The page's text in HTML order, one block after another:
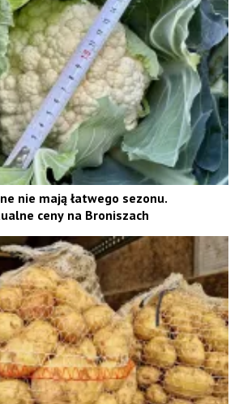
nie mają łatwego sezonu.
ceny na Broniszach